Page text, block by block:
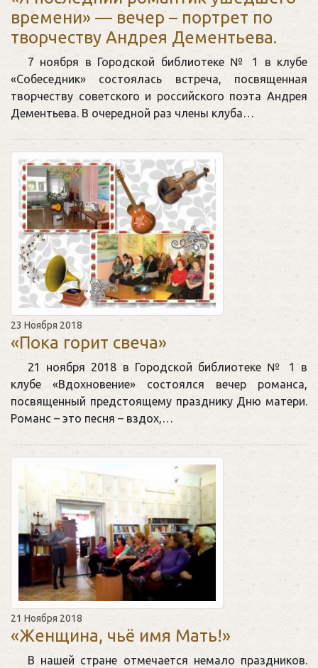
времени» — вечер – портрет по
творчеству Андрея Дементьева.
7 ноября в Городской библиотеке № 1 в клубе
«Собеседник» состоялась встреча, посвященная
творчеству советского и российского поэта Андрея
Дементьева. В очередной раз члены клуба…
23 Ноября 2018
«Пока горит свеча»
21 ноября 2018 в Городской библиотеке № 1 в
клубе «Вдохновение» состоялся вечер романса,
посвященный предстоящему празднику Дню матери.
Романс – это песня – вздох,…
21 Ноября 2018
«Женщина, чьё имя Мать!»
В нашей стране отмечается немало праздников.